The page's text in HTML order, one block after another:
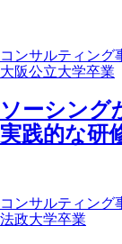
コンサルティン
大阪公立大学卒業
ソーシング
実践的な研
コンサルティン
法政大学卒業